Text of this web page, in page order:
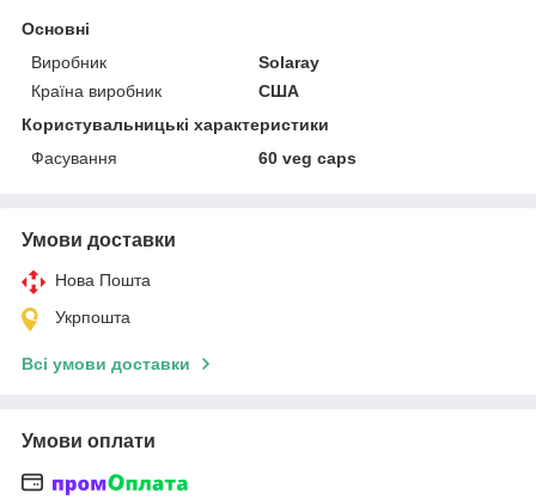
Основні
Виробник
Solaray
Країна виробник
США
Користувальницькі характеристики
Фасування
60 veg caps
Умови доставки
Нова Пошта
Укрпошта
Всі умови доставки
Умови оплати